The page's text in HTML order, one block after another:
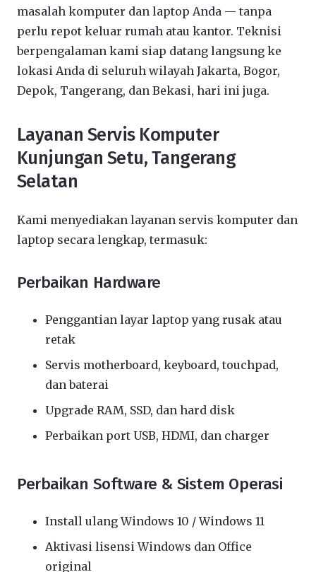
masalah komputer dan laptop Anda — tanpa
perlu repot keluar rumah atau kantor. Teknisi
berpengalaman kami siap datang langsung ke
lokasi Anda di seluruh wilayah Jakarta, Bogor,
Depok, Tangerang, dan Bekasi, hari ini juga.
Layanan Servis Komputer
Kunjungan Setu, Tangerang
Selatan
Kami menyediakan layanan servis komputer dan
laptop secara lengkap, termasuk:
Perbaikan Hardware
Penggantian layar laptop yang rusak atau
retak
Servis motherboard, keyboard, touchpad,
dan baterai
Upgrade RAM, SSD, dan hard disk
Perbaikan port USB, HDMI, dan charger
Perbaikan Software & Sistem Operasi
Install ulang Windows 10 / Windows 11
Aktivasi lisensi Windows dan Office
original